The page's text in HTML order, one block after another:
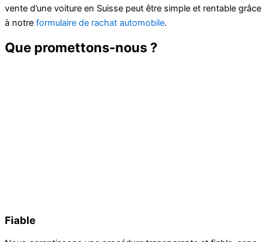
vente d’une voiture en Suisse peut être simple et rentable grâce
à notre formulaire de rachat automobile.
Que promettons-nous ?
Fiable